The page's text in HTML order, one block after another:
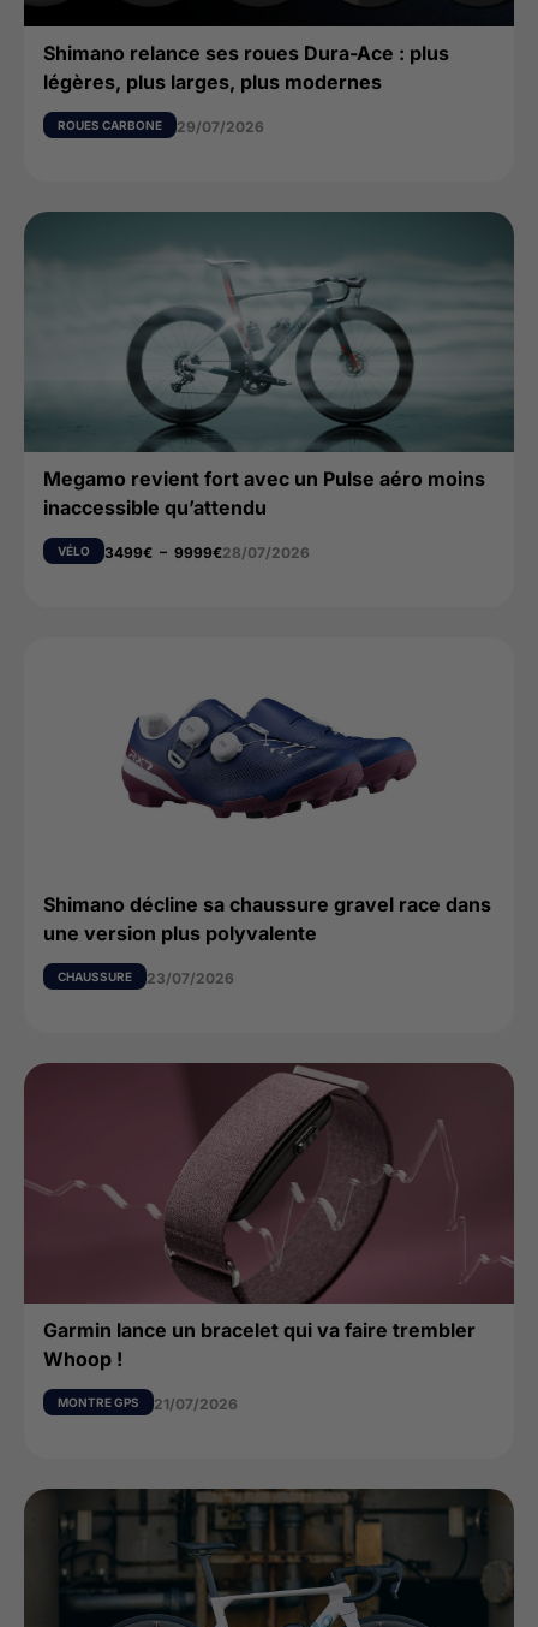
Shimano relance ses roues Dura-Ace : plus
légères, plus larges, plus modernes
ROUES CARBONE 29/07/2026
Megamo revient fort avec un Pulse aéro moins
inaccessible qu’attendu
VÉLO 3499€ – 9999€28/07/2026
Shimano décline sa chaussure gravel race dans
une version plus polyvalente
CHAUSSURE 23/07/2026
Garmin lance un bracelet qui va faire trembler
Whoop !
MONTRE GPS 21/07/2026